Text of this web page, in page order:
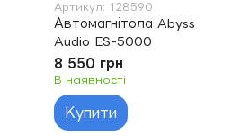
Артикул: 128590
Автомагнітола Abyss
Audio ES-5000
8 550 грн
В наявності
Купити